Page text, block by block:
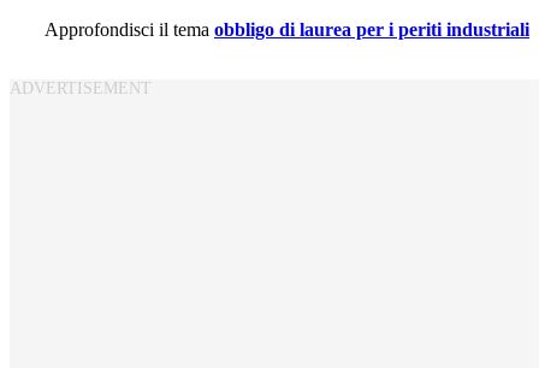
Approfondisci il tema obbligo di laurea per i periti industriali